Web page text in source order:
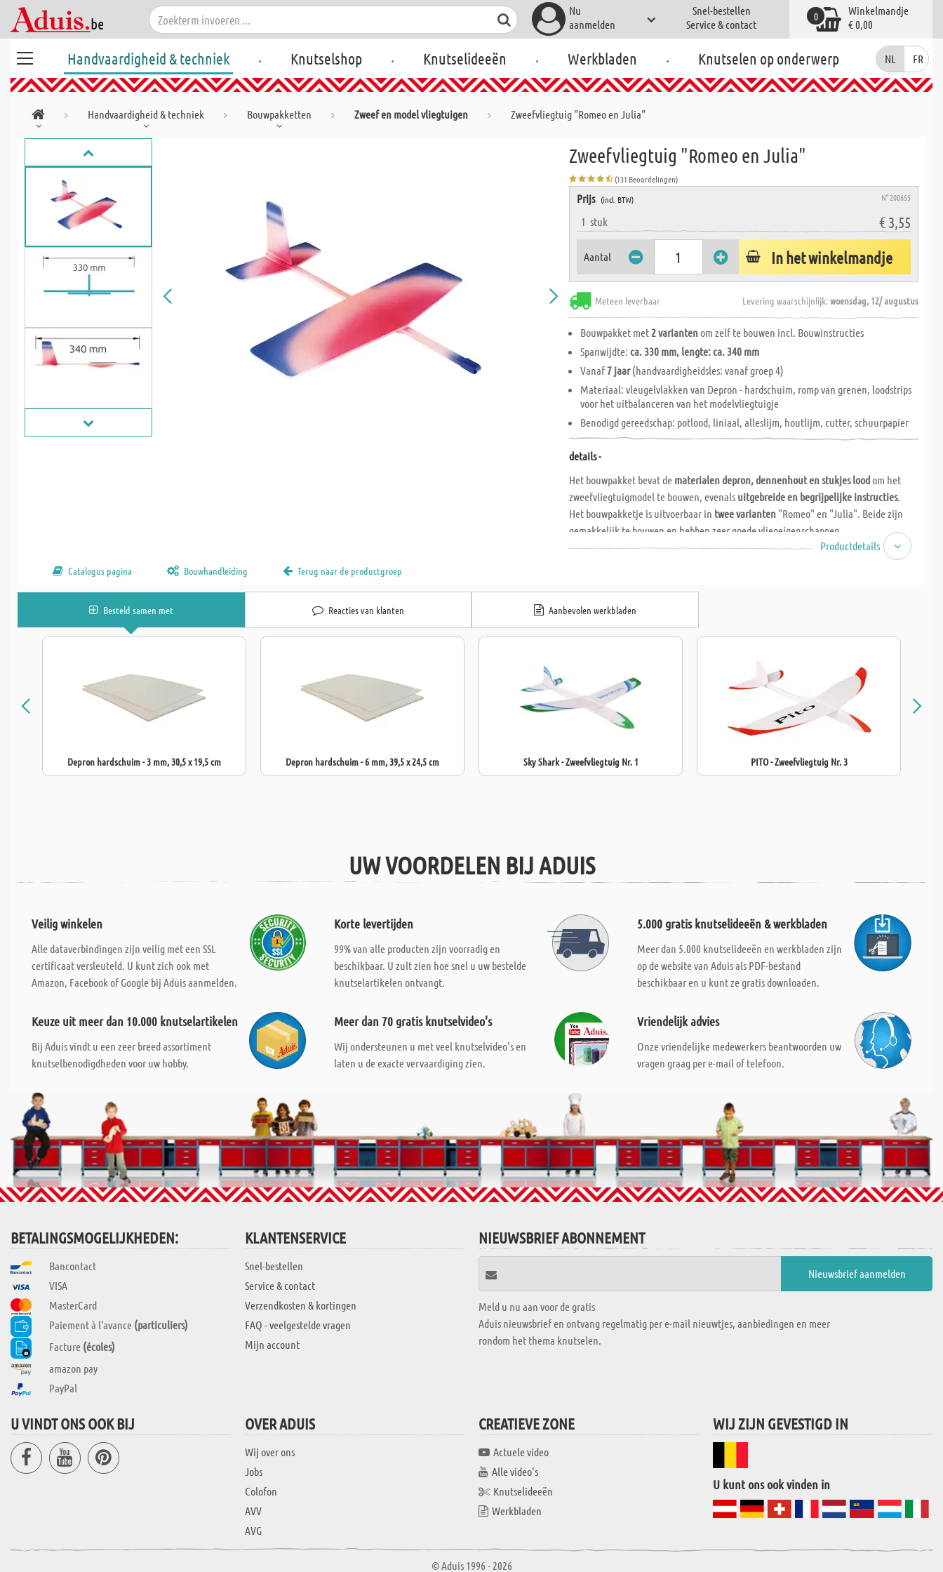
Nu
aanmelden
Snel-bestellen
Service & contact
Winkelmandje
€ 0,00
0
Handvaardigheid & techniek . Knutselshop . Knutselideeën . Werkbladen . Knutselen op onderwerp NL FR
Handvaardigheid & techniek Bouwpakketten Zweef en model vliegtuigen Zweefvliegtuig "Romeo en Julia"
Zweefvliegtuig "Romeo en Julia"
(131 Beoordelingen)
Prijs (incl. BTW) N° 200655
1stuk € 3,55
Aantal In het winkelmandje
Meteen leverbaar Levering waarschijnlijk:woensdag, 12/ augustus
Bouwpakket met2 variantenom zelf te bouwen incl. Bouwinstructies
Spanwijdte: ca. 330 mm, lengte: ca. 340 mm
Vanaf7 jaar(handvaardigheidsles: vanaf groep 4)
Materiaal: vleugelvlakken van Depron - hardschuim, romp van grenen, loodstrips
voor het uitbalanceren van het modelvliegtuigje
Benodigd gereedschap: potlood, liniaal, alleslijm, houtlijm, cutter, schuurpapier
details -
Het bouwpakket bevat de materialen depron, dennenhout en stukjes loodom het
zweefvliegtuigmodel te bouwen, evenals uitgebreide en begrijpelijke instructies.
Het bouwpakketje is uitvoerbaar in twee varianten "Romeo" en "Julia". Beide zijn
gemakkelijk te bouwen en hebben zeer goede vliegeigenschappen.
Het model is ideaal voor handvaardigheidslessen vanaf7 jaar . Het kan echter ook
Productdetails
Catalogus pagina Bouwhandleiding Terug naar de productgroep
Besteld samen met Reacties van klanten Aanbevolen werkbladen
Depron hardschuim - 3 mm, 30,5 x 19,5 cm Depron hardschuim - 6 mm, 39,5 x 24,5 cm Sky Shark - Zweefvliegtuig Nr. 1 PITO - Zweefvliegtuig Nr. 3
UW VOORDELEN BIJ ADUIS
Veilig winkelen
Alle dataverbindingen zijn veilig met een SSL
certificaat versleuteld. U kunt zich ook met
Amazon, Facebook of Google bij Aduis aanmelden.
Korte levertijden
99% van alle producten zijn voorradig en
beschikbaar. U zult zien hoe snel u uw bestelde
knutselartikelen ontvangt.
5.000 gratis knutselideeën & werkbladen
Meer dan 5.000 knutselideeën en werkbladen zijn
op de website van Aduis als PDF-bestand
beschikbaar en u kunt ze gratis downloaden.
Keuze uit meer dan 10.000 knutselartikelen
Bij Aduis vindt u een zeer breed assortiment
knutselbenodigdheden voor uw hobby.
Meer dan 70 gratis knutselvideo's
Wij ondersteunen u met veel knutselvideo's en
laten u de exacte vervaardiging zien.
Vriendelijk advies
Onze vriendelijke medewerkers beantwoorden uw
vragen graag per e-mail of telefoon.
BETALINGSMOGELIJKHEDEN:
Bancontact
VISA
MasterCard
Paiement à l'avance (particuliers)
Facture (écoles)
amazon pay
PayPal
KLANTENSERVICE
Snel-bestellen
Service & contact
Verzendkosten & kortingen
FAQ - veelgestelde vragen
Mijn account
NIEUWSBRIEF ABONNEMENT
Meld u nu aan voor de gratis
Aduis nieuwsbrief en ontvang regelmatig per e-mail nieuwtjes, aanbiedingen en meer
rondom het thema knutselen.
U VINDT ONS OOK BIJ OVER ADUIS
Wij over ons
Jobs
Colofon
AVV
AVG
CREATIEVE ZONE
Actuele video
Alle video's
Knutselideeën
Werkbladen
WIJ ZIJN GEVESTIGD IN
U kunt ons ook vinden in
© Aduis 1996 - 2026